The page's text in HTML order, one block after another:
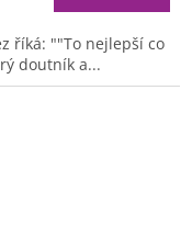
říká: ""To nejlepší co
doutník a...